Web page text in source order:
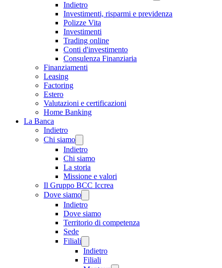
Indietro
Investimenti, risparmi e previdenza
Polizze Vita
Investimenti
Trading online
Conti d'investimento
Consulenza Finanziaria
Finanziamenti
Leasing
Factoring
Estero
Valutazioni e certificazioni
Home Banking
La Banca
Indietro
Chi siamo
Indietro
Chi siamo
La storia
Missione e valori
Il Gruppo BCC Iccrea
Dove siamo
Indietro
Dove siamo
Territorio di competenza
Sede
Filiali
Indietro
Filiali